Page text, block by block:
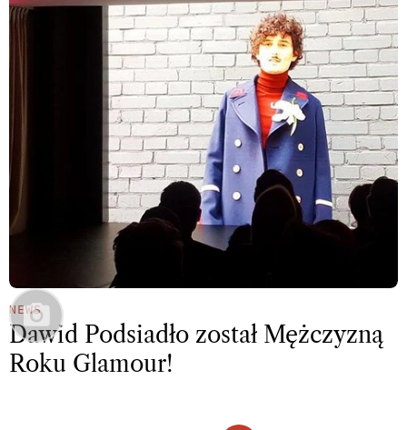
NEWS
Dawid Podsiadło został Mężczyzną
Roku Glamour!